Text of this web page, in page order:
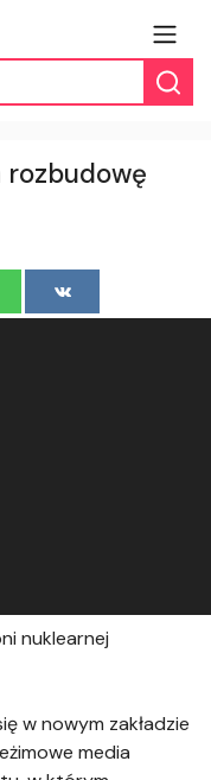
rozbudowę
nuklearnej
w nowym zakładzie
media